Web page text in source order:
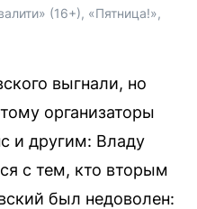
(16+), «Пятница!»,
выгнали, но
организаторы
и другим: Владу
с тем, кто вторым
был недоволен: